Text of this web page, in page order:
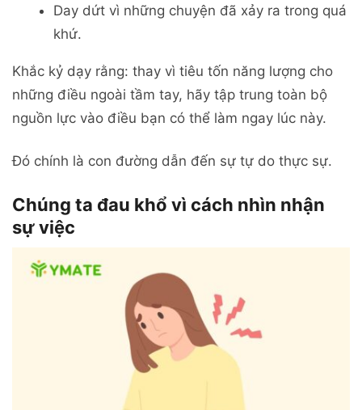
Day dứt vì những chuyện đã xảy ra trong quá
khứ.
Khắc kỷ dạy rằng: thay vì tiêu tốn năng lượng cho
những điều ngoài tầm tay, hãy tập trung toàn bộ
nguồn lực vào điều bạn có thể làm ngay lúc này.
Đó chính là con đường dẫn đến sự tự do thực sự.
Chúng ta đau khổ vì cách nhìn nhận
sự việc